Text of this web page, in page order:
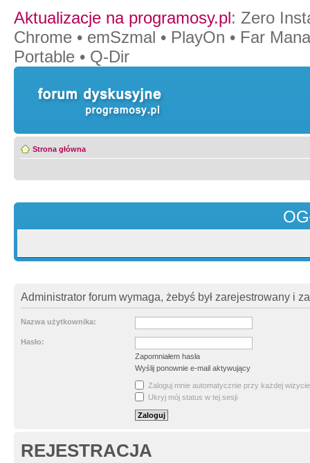
Aktualizacje na programosy.pl: Zero
Chrome • emSzmal • PlayOn • Far
Portable • Q-Dir
Strona główna
Administrator forum wymaga, żebyś był zarejestrowany i
Nazwa użytkownika:
Hasło:
Zapomniałem hasła
Wyślij ponownie e-mail aktywujący
Zaloguj mnie automatycznie przy każdej wizycie
Ukryj mój status w tej sesji
REJESTRACJA